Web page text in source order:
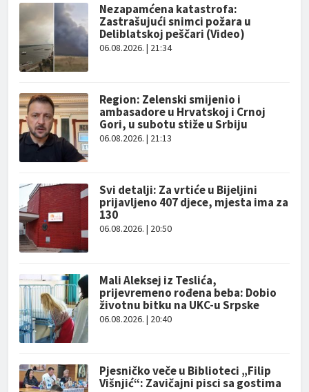
Nezapamćena katastrofa:
Zastrašujući snimci požara u
Deliblatskoj peščari (Video)
06.08.2026. | 21:34
Region: Zelenski smijenio i
ambasadore u Hrvatskoj i Crnoj
Gori, u subotu stiže u Srbiju
06.08.2026. | 21:13
Svi detalji: Za vrtiće u Bijeljini
prijavljeno 407 djece, mjesta ima za
130
06.08.2026. | 20:50
Mali Aleksej iz Teslića,
prijevremeno rođena beba: Dobio
životnu bitku na UKC-u Srpske
06.08.2026. | 20:40
Pjesničko veče u Biblioteci „Filip
Višnjić“: Zavičajni pisci sa gostima